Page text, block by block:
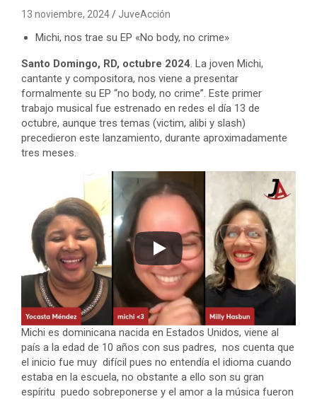
13 noviembre, 2024 JuveAcción
Michi, nos trae su EP «No body, no crime»
Santo Domingo, RD, octubre 2024 . La joven Michi,
cantante y compositora, nos viene a presentar
formalmente su EP “no body, no crime”. Este primer
trabajo musical fue estrenado en redes el día 13 de
octubre, aunque tres temas (victim, alibi y slash)
precedieron este lanzamiento, durante aproximadamente
tres meses.
Michi es dominicana nacida en Estados Unidos, viene al
país a la edad de 10 años con sus padres, nos cuenta que
el inicio fue muy difícil pues no entendía el idioma cuando
estaba en la escuela, no obstante a ello son su gran
espíritu puedo sobreponerse y el amor a la música fueron